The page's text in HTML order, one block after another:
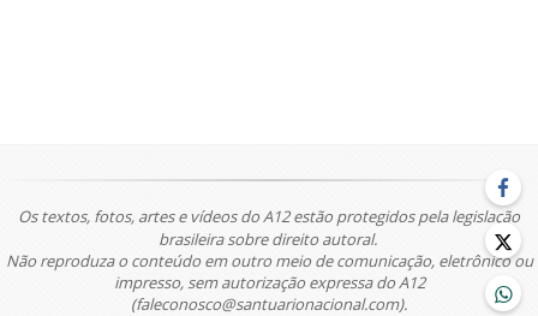
Os textos, fotos, artes e vídeos do A12 estão protegidos pela legislação
brasileira sobre direito autoral.
Não reproduza o conteúdo em outro meio de comunicação, eletrônico ou
impresso, sem autorização expressa do A12
(faleconosco@santuarionacional.com).